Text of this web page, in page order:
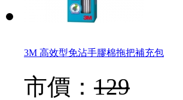
3M 高效型免沾手膠棉拖把補充包
市價： 129